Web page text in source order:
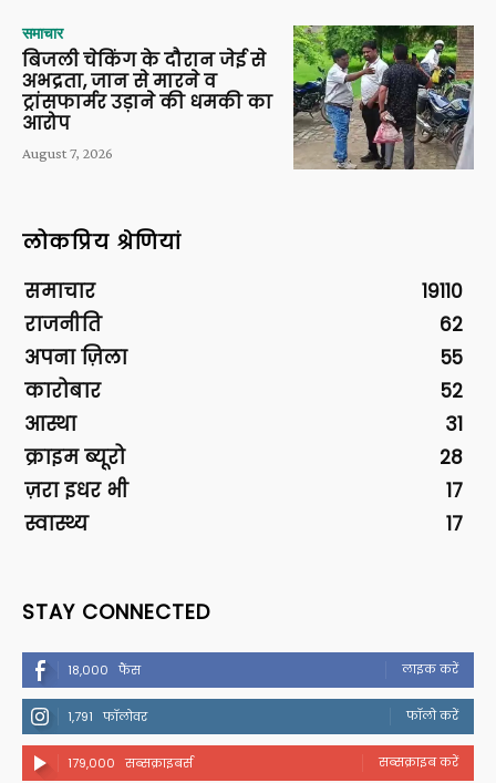
समाचार
बिजली चेकिंग के दौरान जेई से
अभद्रता, जान से मारने व
ट्रांसफार्मर उड़ाने की धमकी का
आरोप
August 7, 2026
लोकप्रिय श्रेणियां
समाचार
19110
राजनीति
62
अपना ज़िला
55
कारोबार
52
आस्था
31
क्राइम ब्यूरो
28
ज़रा इधर भी
17
स्वास्थ्य
17
STAY CONNECTED
18,000 फैंस लाइक करें
1,791 फॉलोवर फॉलो करें
179,000 सब्सक्राइबर्स सब्सक्राइब करें